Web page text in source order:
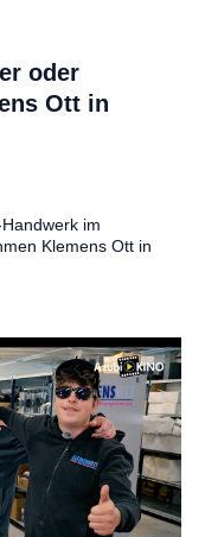
oder
Ott in
im
Klemens Ott in